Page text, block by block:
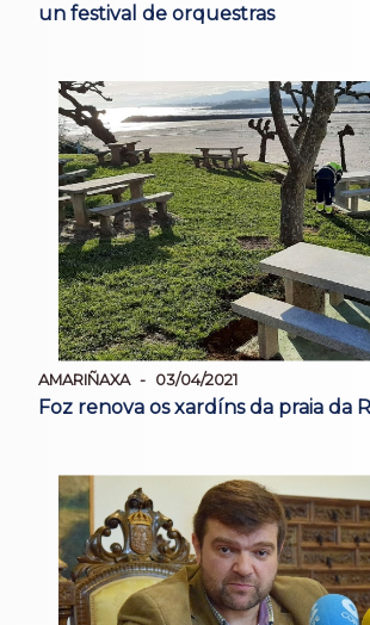
un festival de orquestras
AMARIÑAXA 03/04/2021
Foz renova os xardíns da praia da